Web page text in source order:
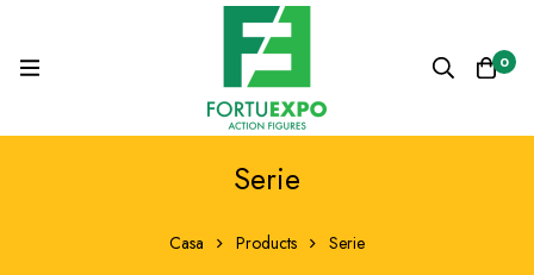
0
Serie
Casa Products Serie